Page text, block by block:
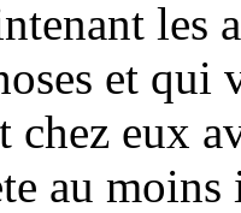
les
et qui
eux
au moins